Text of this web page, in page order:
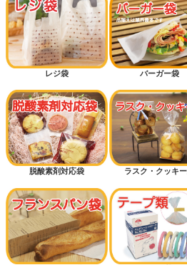
レジ袋 バーガー袋
脱酸素剤対応袋 ラスク・クッキ